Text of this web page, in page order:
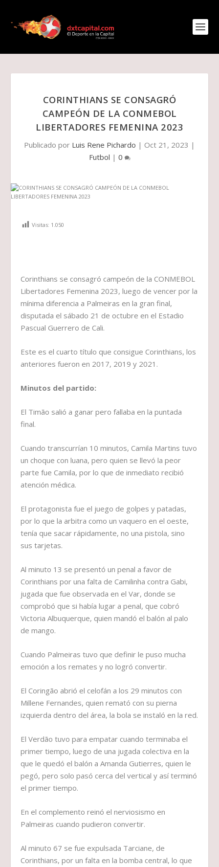
CORINTHIANS SE CONSAGRÓ
CAMPEÓN DE LA CONMEBOL
LIBERTADORES FEMENINA 2023
Publicado por Luis Rene Pichardo | Oct 21, 2023 |
Futbol | 0
Visitas: 1.050
Corinthians se consagró campeón de la CONMEBOL
Libertadores Femenina 2023, luego de vencer por la
mínima diferencia a Palmeiras en la gran final,
disputada el sábado 21 de octubre en el Estadio
Pascual Guerrero de Cali.
Este es el cuarto título que consigue Corinthians, los
anteriores fueron en 2017, 2019 y 2021.
Minutos del partido:
El Timão salió a ganar pero fallaba en la puntada
final.
Cuando transcurrían 10 minutos, Camila Martins tuvo
un choque con luana, pero quien se llevó la peor
parte fue Camila, por lo que de inmediato recibió
atención médica.
El protagonista fue el juego de golpes y patadas,
por lo que la arbitra como un vaquero en el oeste,
tenía que sacar rápidamente, no una pistola, sino
sus tarjetas.
Al minuto 13 se presentó un penal a favor de
Corinthians por una falta de Camilinha contra Gabi,
jugada que fue observada en el Var, donde se
comprobó que si había lugar a penal, que cobró
Victoria Albuquerque, quien mandó el balón al palo
de mango.
Cuando Palmeiras tuvo que definir le puso mucha
emoción a los remates y no logró convertir.
El Coringão abrió el celofán a los 29 minutos con
Millene Fernandes, quien remató con su pierna
izquierda dentro del área, la bola se instaló en la red.
El Verdão tuvo para empatar cuando terminaba el
primer tiempo, luego de una jugada colectiva en la
que le quedó el balón a Amanda Gutierres, quien le
pegó, pero solo pasó cerca del vertical y así terminó
el primer tiempo.
En el complemento reinó el nerviosismo en
Palmeiras cuando pudieron convertir.
Al minuto 67 se fue expulsada Tarciane, de
Corinthians, por un falta en la bomba central, lo que